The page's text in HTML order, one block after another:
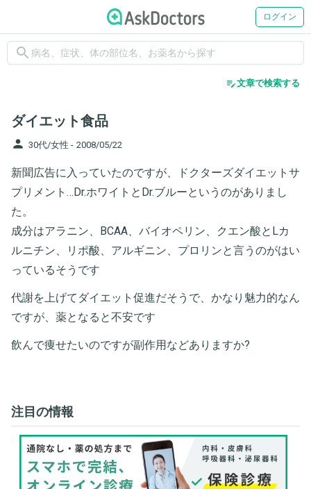
ログイン
search
edit_note文章で検索する
ダイエット食品
person 30代/女性 - 2008/05/22
新聞広告に入っていたのですが、ドクターズダイエットサ
プリメント…Dr.ホワイトとDr.ブルーというのがありまし
た。
成分はアラニン、BCAA、バイオペリン、クエン酸とLカ
ルニチン、リポ酸、アルギニン、プロリンと言うのがはい
っているそうです
代謝を上げてダイエット促進だそうで、かなり魅力的なん
ですが、薬となると不安です
飲んで痩せたいのですが副作用などありますか?
注目の情報